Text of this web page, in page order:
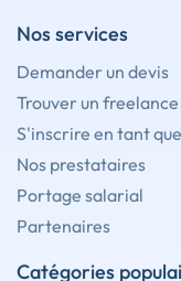
Nos services
Demander un devis
Trouver un freelance
S'inscrire en tant
Nos prestataires
Portage salarial
Partenaires
Catégories